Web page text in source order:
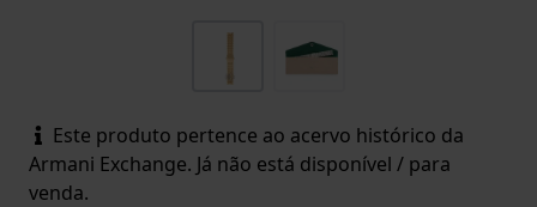
Este produto pertence ao acervo histórico da
Armani Exchange. Já não está disponível / para
venda.